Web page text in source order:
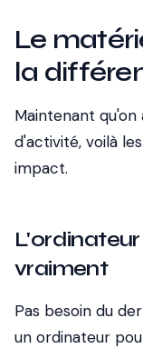
Le
la
Maintenant
d'activité, voilà
impact.
vraiment
Pas besoin du
un ordinateur